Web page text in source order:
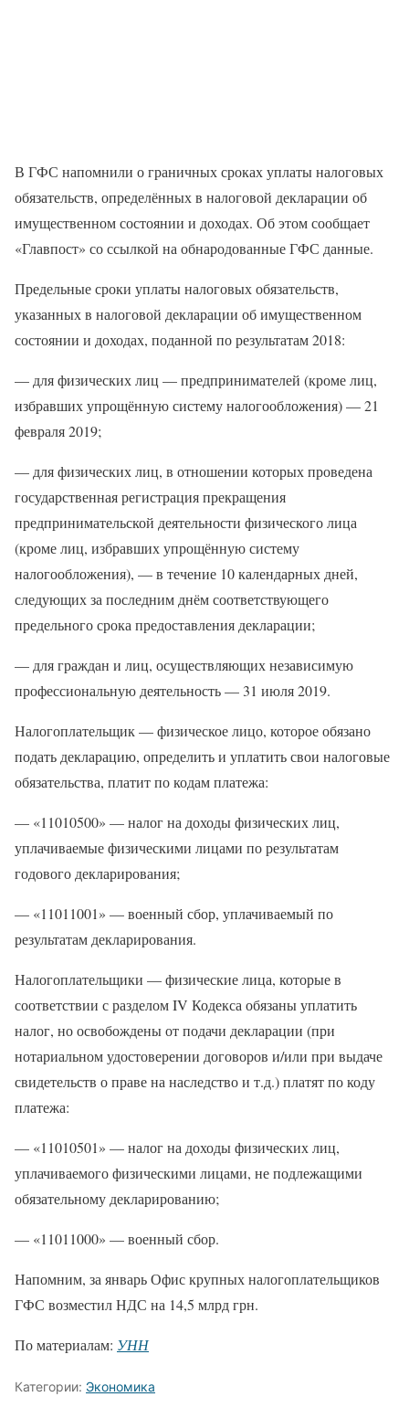
В ГФС напомнили о граничных сроках уплаты налоговых
обязательств, определённых в налоговой декларации об
имущественном состоянии и доходах. Об этом сообщает
«Главпост» со ссылкой на обнародованные ГФС данные.
Предельные сроки уплаты налоговых обязательств,
указанных в налоговой декларации об имущественном
состоянии и доходах, поданной по результатам 2018:
— для физических лиц — предпринимателей (кроме лиц,
избравших упрощённую систему налогообложения) — 21
февраля 2019;
— для физических лиц, в отношении которых проведена
государственная регистрация прекращения
предпринимательской деятельности физического лица
(кроме лиц, избравших упрощённую систему
налогообложения), — в течение 10 календарных дней,
следующих за последним днём соответствующего
предельного срока предоставления декларации;
— для граждан и лиц, осуществляющих независимую
профессиональную деятельность — 31 июля 2019.
Налогоплательщик — физическое лицо, которое обязано
подать декларацию, определить и уплатить свои налоговые
обязательства, платит по кодам платежа:
— «11010500» — налог на доходы физических лиц,
уплачиваемые физическими лицами по результатам
годового декларирования;
— «11011001» — военный сбор, уплачиваемый по
результатам декларирования.
Налогоплательщики — физические лица, которые в
соответствии с разделом IV Кодекса обязаны уплатить
налог, но освобождены от подачи декларации (при
нотариальном удостоверении договоров и/или при выдаче
свидетельств о праве на наследство и т.д.) платят по коду
платежа:
— «11010501» — налог на доходы физических лиц,
уплачиваемого физическими лицами, не подлежащими
обязательному декларированию;
— «11011000» — военный сбор.
Напомним, за январь Офис крупных налогоплательщиков
ГФС возместил НДС на 14,5 млрд грн.
По материалам: УНН
Категории: Экономика